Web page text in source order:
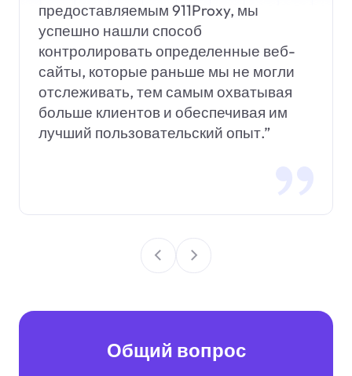
предоставляемым 911Proxy, мы
успешно нашли способ
контролировать определенные веб-
сайты, которые раньше мы не могли
отслеживать, тем самым охватывая
больше клиентов и обеспечивая им
лучший пользовательский опыт.”
Общий вопрос